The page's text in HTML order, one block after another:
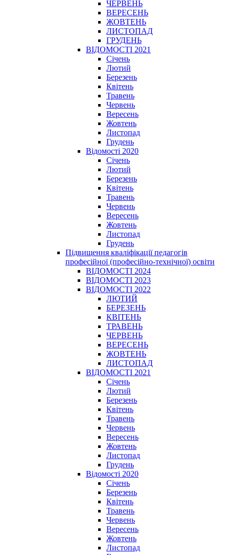
ЧЕРВЕНЬ
ВЕРЕСЕНЬ
ЖОВТЕНЬ
ЛИСТОПАД
ГРУДЕНЬ
ВІДОМОСТІ 2021
Січень
Лютий
Березень
Квітень
Травень
Червень
Вересень
Жовтень
Листопад
Грудень
Відомості 2020
Січень
Лютий
Березень
Квітень
Травень
Червень
Вересень
Жовтень
Листопад
Грудень
Підвищення кваліфікації педагогів
професійної (професійно-технічної) освіти
ВІДОМОСТІ 2024
ВІДОМОСТІ 2023
ВІДОМОСТІ 2022
ЛЮТИЙ
БЕРЕЗЕНЬ
КВІТЕНЬ
ТРАВЕНЬ
ЧЕРВЕНЬ
ВЕРЕСЕНЬ
ЖОВТЕНЬ
ЛИСТОПАД
ВІДОМОСТІ 2021
Січень
Лютий
Березень
Квітень
Травень
Червень
Вересень
Жовтень
Листопад
Грудень
Відомості 2020
Січень
Березень
Квітень
Травень
Червень
Вересень
Жовтень
Листопад